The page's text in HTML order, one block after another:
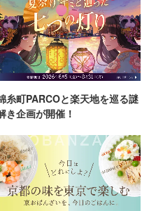
糸町PARCOと楽天地を巡る謎
き企画が開催！